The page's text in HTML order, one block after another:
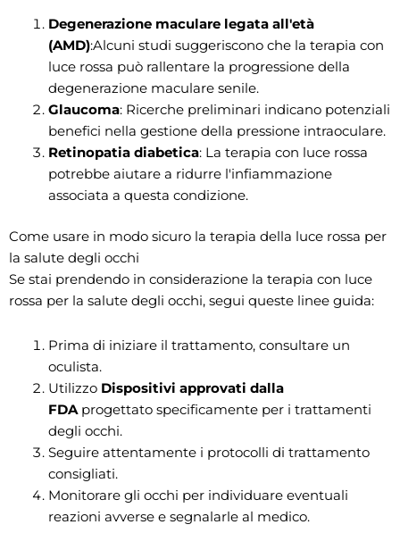
Degenerazione maculare legata all'età
(AMD):Alcuni studi suggeriscono che la terapia con
luce rossa può rallentare la progressione della
degenerazione maculare senile.
Glaucoma: Ricerche preliminari indicano potenziali
benefici nella gestione della pressione intraoculare.
Retinopatia diabetica: La terapia con luce rossa
potrebbe aiutare a ridurre l'infiammazione
associata a questa condizione.
Come usare in modo sicuro la terapia della luce rossa per
la salute degli occhi
Se stai prendendo in considerazione la terapia con luce
rossa per la salute degli occhi, segui queste linee guida:
Prima di iniziare il trattamento, consultare un
oculista.
Utilizzo Dispositivi approvati dalla
FDAprogettato specificamente per i trattamenti
degli occhi.
Seguire attentamente i protocolli di trattamento
consigliati.
Monitorare gli occhi per individuare eventuali
reazioni avverse e segnalarle al medico.